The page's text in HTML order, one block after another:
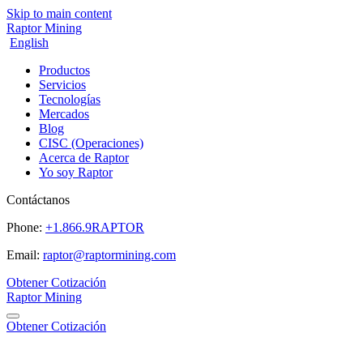
Skip to main content
Raptor Mining
English
Productos
Servicios
Tecnologías
Mercados
Blog
CISC (Operaciones)
Acerca de Raptor
Yo soy Raptor
Contáctanos
Phone: +1.866.9RAPTOR
Email: raptor@raptormining.com
Obtener Cotización
Raptor Mining
Obtener Cotización